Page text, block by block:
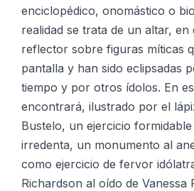
enciclopédico, onomástico o
realidad se trata de un altar, en
reflector sobre figuras míticas
pantalla y han sido eclipsadas
tiempo y por otros ídolos. En
encontrará, ilustrado por el
Bustelo, un ejercicio
irredenta, un monumento al
como ejercicio de fervor
Richardson al oído de Vanessa